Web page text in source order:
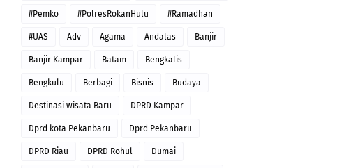
#Pemko #PolresRokanHulu #Ramadhan
#UAS Adv Agama Andalas Banjir
Banjir Kampar Batam Bengkalis
Bengkulu Berbagi Bisnis Budaya
Destinasi wisata Baru DPRD Kampar
Dprd kota Pekanbaru Dprd Pekanbaru
DPRD Riau DPRD Rohul Dumai